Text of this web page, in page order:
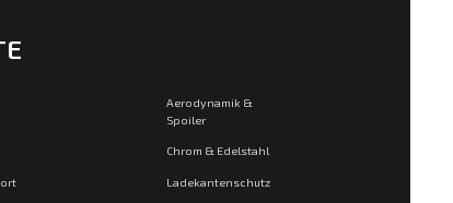
Aerodynamik &
Spoiler
Chrom & Edelstahl
Ladekantenschutz